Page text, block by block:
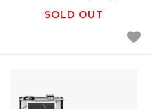
SOLD OUT